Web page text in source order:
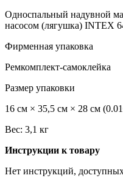
Односпальный надувной
насосом (лягушка) INTEX
Фирменная упаковка
Ремкомплект-самоклейка
Размер упаковки
16 см × 35,5 см × 28 см
Вес: 3,1 кг
Инструкции к товару
Нет инструкций,